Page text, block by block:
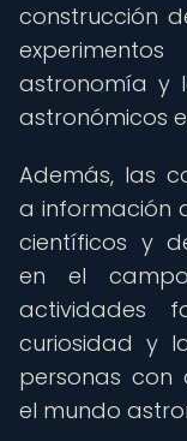
construcción
astronomía y
astronómicos
Además, las
a información
científicos y
en el
actividades
curiosidad y
personas con
el mundo